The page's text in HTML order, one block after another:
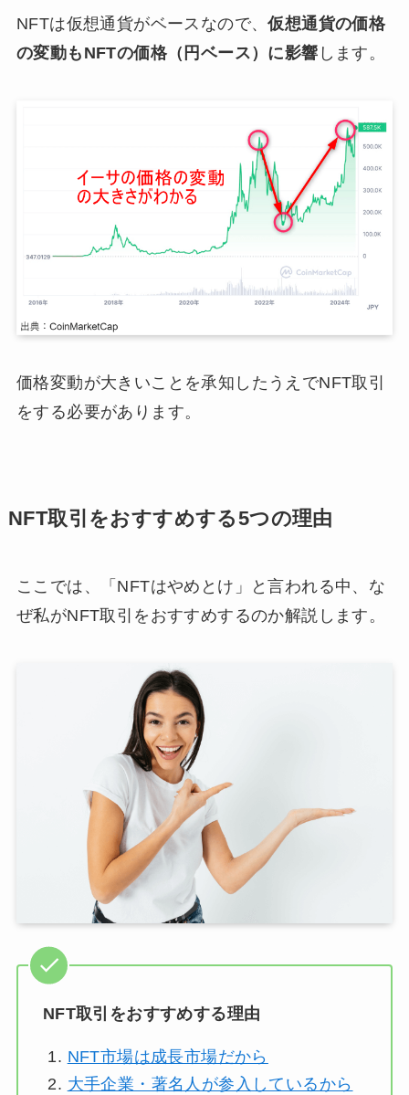
NFTは仮想通貨がベースなので、仮想通貨の価格
の変動もNFTの価格（円ベース）に影響 します。
価格変動が大きいことを承知したうえでNFT取引
をする必要があります。
NFT取引をおすすめする5つの理由
ここでは、「NFTはやめとけ」と言われる中、な
ぜ私がNFT取引をおすすめするのか解説します。
NFT取引をおすすめする理由
NFT市場は成長市場だから
大手企業・著名人が参入しているから